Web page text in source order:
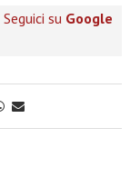
Seguici su Google